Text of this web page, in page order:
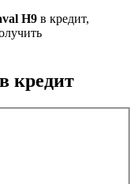
H9 в кредит,
кредит